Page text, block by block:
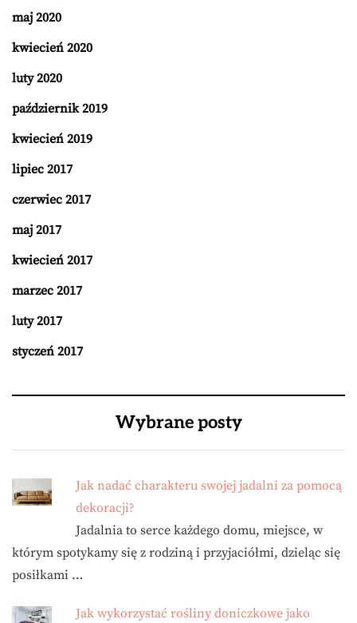
maj 2020
kwiecień 2020
luty 2020
październik 2019
kwiecień 2019
lipiec 2017
czerwiec 2017
maj 2017
kwiecień 2017
marzec 2017
luty 2017
styczeń 2017
Wybrane posty
Jak nadać charakteru swojej jadalni za pomocą
dekoracji?
Jadalnia to serce każdego domu, miejsce, w
którym spotykamy się z rodziną i przyjaciółmi, dzieląc się
posiłkami …
Jak wykorzystać rośliny doniczkowe jako